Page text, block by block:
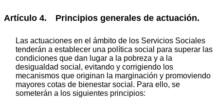
Artículo 4. Principios generales de actuación.
Las actuaciones en el ámbito de los Servicios Sociales
tenderán a establecer una política social para superar las
condiciones que dan lugar a la pobreza y a la
desigualdad social, evitando y corrigiendo los
mecanismos que originan la marginación y promoviendo
mayores cotas de bienestar social. Para ello, se
someterán a los siguientes principios: